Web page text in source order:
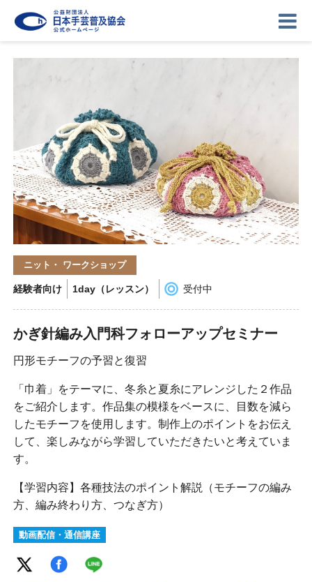
ニュース
イベント ギャラリー お問い合わせ
協会について ログイン
ニット・ ワークショップ
経験者向け 1day（レッスン） 受付中
かぎ針編み入門科フォローアップセミナー
円形モチーフの予習と復習
「巾着」をテーマに、冬糸と夏糸にアレンジした２作品
をご紹介します。作品集の模様をベースに、目数を減ら
したモチーフを使用します。制作上のポイントをお伝え
して、楽しみながら学習していただきたいと考えていま
す。
【学習内容】各種技法のポイント解説（モチーフの編み
方、編み終わり方、つなぎ方）
動画配信・通信講座